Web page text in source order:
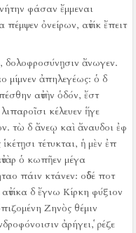
φάσαν ἔμμεναι
ὀνείρων, αὐτίκ ἔπειτ
δολοφροσύνῃσιν ἄνωγεν.
μίμνεν ἀπηλεγέως: ὁ δ
αὐτὴν ὁδόν, ἔστ
κέλευεν ἥγε
τὼ δ ἄνεῳ καὶ ἄναυδοι ἐφ
τέτυκται, ἡ μὲν ἐπ
ὁ κωπῆεν μέγα
πάιν κτάνεν: οὐδέ ποτ
αὐτίκα δ ἔγνω Κίρκη φύξιον
Ζηνὸς θέμιν
ἀρήγει, ῥέζε